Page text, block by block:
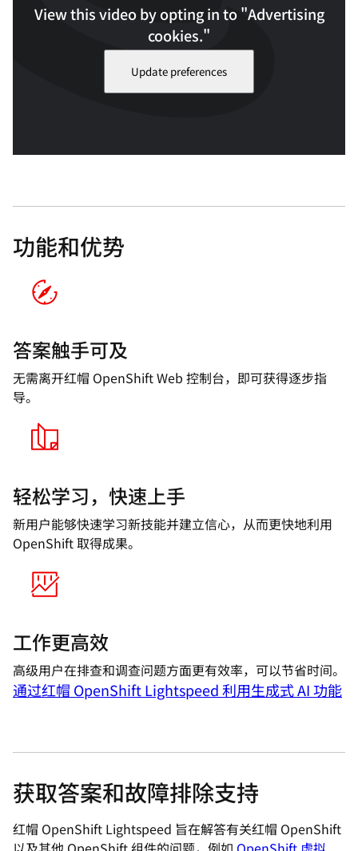
View this video by opting in to "Advertising
cookies."
Update preferences
功能和优势
答案触手可及
无需离开红帽 OpenShift Web 控制台，即可获得逐步指
导。
轻松学习，快速上手
新用户能够快速学习新技能并建立信心，从而更快地利用
OpenShift 取得成果。
工作更高效
高级用户在排查和调查问题方面更有效率，可以节省时间。
通过红帽 OpenShift Lightspeed 利用生成式 AI 功能
获取答案和故障排除支持
红帽 OpenShift Lightspeed 旨在解答有关红帽 OpenShift